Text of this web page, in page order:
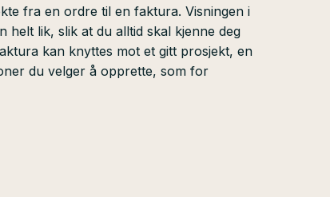
fra en ordre til en faktura. Visningen i
helt lik, slik at du alltid skal kjenne deg
kan knyttes mot et gitt prosjekt, en
du velger å opprette, som for